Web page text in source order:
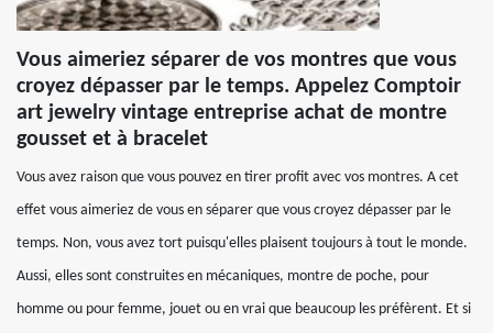
Vous aimeriez séparer de vos montres que vous
croyez dépasser par le temps. Appelez Comptoir
art jewelry vintage entreprise achat de montre
gousset et à bracelet
Vous avez raison que vous pouvez en tirer profit avec vos montres. A cet
effet vous aimeriez de vous en séparer que vous croyez dépasser par le
temps. Non, vous avez tort puisqu'elles plaisent toujours à tout le monde.
Aussi, elles sont construites en mécaniques, montre de poche, pour
homme ou pour femme, jouet ou en vrai que beaucoup les préfèrent. Et si